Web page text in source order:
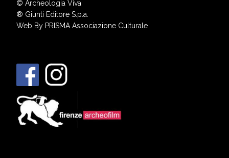
© Archeologia Viva
® Giunti Editore S.p.a.
Web By PRISMA Associazione Culturale